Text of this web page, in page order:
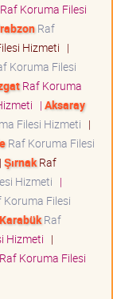
Raf Koruma Filesi
Raf
Hizmeti |
Koruma Filesi
Raf Koruma
| Aksaray
Filesi Hizmeti |
Raf Koruma Filesi
| ŞırnakRaf
Hizmeti |
Filesi
KarabükRaf
Hizmeti |
Koruma Filesi